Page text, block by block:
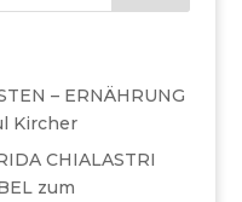
– ERNÄHRUNG
Kircher
CHIALASTRI
zum